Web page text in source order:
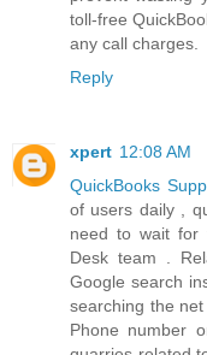
toll-free
any call charges.
Reply
xpert 12:08 AM
QuickBooks
of users daily ,
need to wait for
Desk team .
Google search
searching the
Phone number